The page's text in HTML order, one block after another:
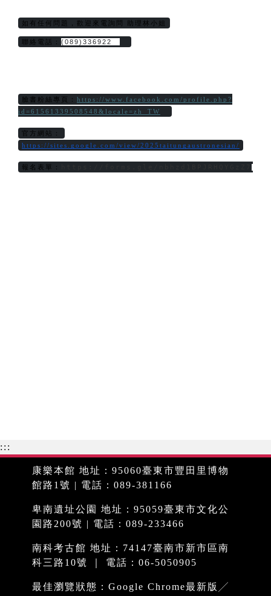
如有任何問題，歡迎來電詢問 助理林小姐
聯絡電話： (089)336922
臉書粉絲專頁： https://www.facebook.com/profile.php?
id=61561339508548&locale=zh_TW
官方網站：
https://sites.google.com/view/2025taitungaustronesian/
報名表單：
:::
康樂本館 地址：95060臺東市豐田里博物
館路1號 | 電話：089-381166
卑南遺址公園 地址：95059臺東市文化公
園路200號 | 電話：089-233466
南科考古館 地址：74147臺南市新市區南
科三路10號 ｜ 電話：06-5050905
最佳瀏覽狀態：Google Chrome最新版╱